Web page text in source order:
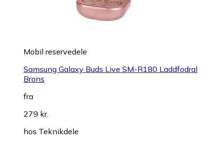
Mobil reservedele
Samsung Galaxy Buds Live SM-R180 Laddfodral
Brons
fra
279 kr.
hos Teknikdele